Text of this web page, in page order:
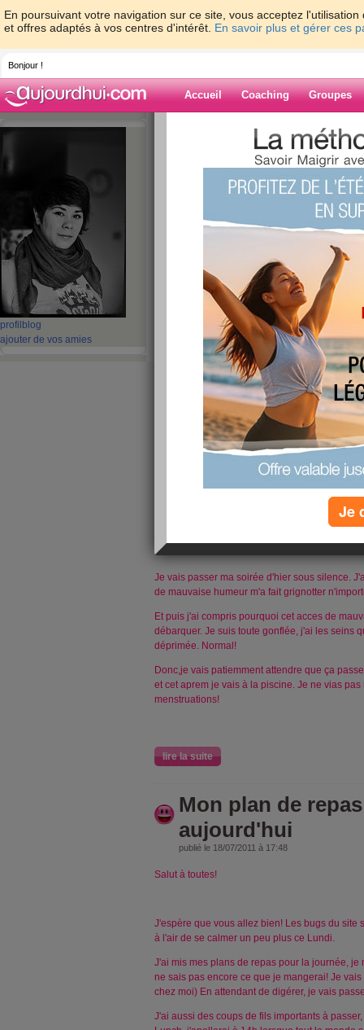
En poursuivant votre navigation sur ce site, vous acceptez
et offres adaptés à vos centres d'intérêt. En savoir plus et gérer ces
Bonjour !
Accueil Coaching Groupes
profil blog
ajouter de vos amies
> Dame-Polgara
Blog de Dame-
21 - 30 31 - 40 41 - 50 51 -
‹ Préc. 11 12 13 14 15
Journée tranquille
publié le 20/07/2011 à 23:36
Il ne se passe pas grand chose en ce
Et puis demain, j'ai envie de commencer un
vous en dirai plus demain! :-)
Gros bisous!!!
Je vais passer ma soirée d'hier sous silence.
de mauvaise humeur m'a fait grignotter
Et puis j'ai compris pourquoi cet acces de
débarquer. Je suis toute gonflée, j'ai les seins
déprimée. Normal!
Donc,je vais patiemment attendre que ça
et cet aprem je vais à la piscine. Je ne vias
menstruations!
lire la suite
Mon plan de
aujourd'hui
publié le 18/07/2011 à 17:48
Salut à toutes!
J'espère que vous allez bien! Les bugs du site
à l'air de se calmer un peu plus ce Lundi.
J'ai mis mes plans de repas pour la journée,
ne sais pas encore ce que je mangerai! Je
chez moi) En attendant de digérer, je vais
J'ai aussi des coups de fils importants à
Je